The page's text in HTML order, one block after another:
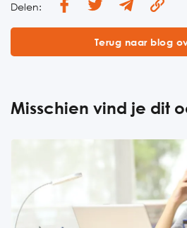
Delen:
Terug naar blog
Misschien vind je dit